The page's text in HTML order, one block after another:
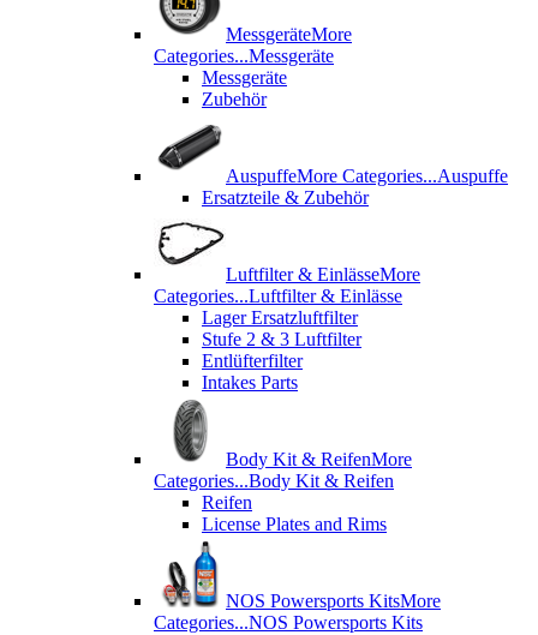
MessgeräteMore
Categories...Messgeräte
Messgeräte
Zubehör
AuspuffeMore Categories...Auspuffe
Ersatzteile & Zubehör
Luftfilter & EinlässeMore
Categories...Luftfilter & Einlässe
Lager Ersatzluftfilter
Stufe 2 & 3 Luftfilter
Entlüfterfilter
Intakes Parts
Body Kit & ReifenMore
Categories...Body Kit & Reifen
Reifen
License Plates and Rims
NOS Powersports KitsMore
Categories...NOS Powersports Kits